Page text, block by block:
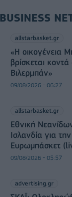
allstarbasket.gr
«Η οικογένεια
βρίσκεται
Βιλερμπάν»
09/08/2026 - 06:27
allstarbasket.gr
Εθνική
Ισλανδία για
Ευρωμπάσκετ
09/08/2026 - 05:57
advertising.gr